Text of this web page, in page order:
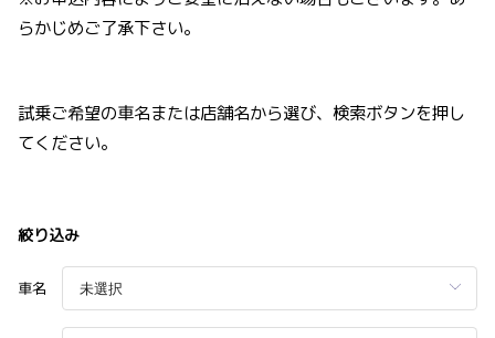
らかじめご了承下さい。
試乗ご希望の車名または店舗名から選び、検索ボタンを押し
てください。
絞り込み
車名